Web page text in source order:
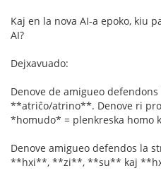
Kaj en la nova AI-a epoko, kiu
AI?
Dejxavuado:
Denove de amigueo
**atriĉo/atrino**. Denove ri
*homudo* = plenkreska homo
Denove amigueo defendos la
**hxi**, **zi**, **su** kaj